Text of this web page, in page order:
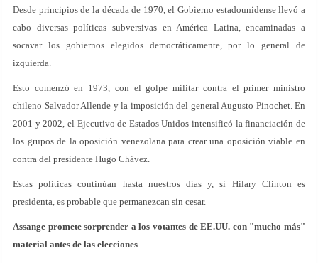
Desde principios de la década de 1970, el Gobierno estadounidense llevó a
cabo diversas políticas subversivas en América Latina, encaminadas a
socavar los gobiernos elegidos democráticamente, por lo general de
izquierda.
Esto comenzó en 1973, con el golpe militar contra el primer ministro
chileno Salvador Allende y la imposición del general Augusto Pinochet. En
2001 y 2002, el Ejecutivo de Estados Unidos intensificó la financiación de
los grupos de la oposición venezolana para crear una oposición viable en
contra del presidente Hugo Chávez.
Estas políticas continúan hasta nuestros días y, si Hilary Clinton es
presidenta, es probable que permanezcan sin cesar.
Assange promete sorprender a los votantes de EE.UU. con "mucho más"
material antes de las elecciones